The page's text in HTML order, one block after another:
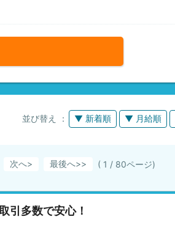
並び替え ： ▼ 新着順 ▼ 月給順
次へ> 最後へ ( 1 / 80ページ)
引多数で安心！